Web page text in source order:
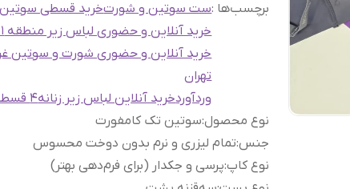
برچسب‌ها :ست سوتین و شورتخرید قسطی سوتین
خرید آنلاین و حضوری لباس زیر منطقه 21
خرید آنلاین و حضوری شورت و سوتین
تهران
وردآوردخرید آنلاین لباس زیر زنانه4 قسطه
نوع محصول:سوتین تک کامفورت
جنس:تمام لیزری و نرم بدون دوخت محسوس
نوع کاپ:پرسی و جکدار (برای فرم‌دهی بهتر)